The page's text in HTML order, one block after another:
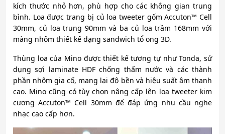
kích thước nhỏ hơn, phù hợp cho các không gian trung
bình. Loa được trang bị củ loa tweeter gốm Accuton™ Cell
30mm, củ loa trung 90mm và ba củ loa trầm 168mm với
màng nhôm thiết kế dạng sandwich tổ ong 3D.
Thùng loa của Mino được thiết kế tương tự như Tonda, sử
dụng sợi laminate HDF chống thấm nước và các thành
phần nhôm gia cố, mang lại độ bền và hiệu suất âm thanh
cao. Mino cũng có tùy chọn nâng cấp lên loa tweeter kim
cương Accuton™ Cell 30mm để đáp ứng nhu cầu nghe
nhạc cao cấp hơn.